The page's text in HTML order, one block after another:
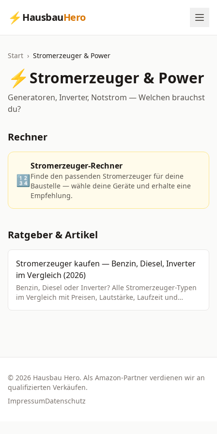
⚡ HausbauHero
Start › Stromerzeuger & Power
⚡Stromerzeuger & Power
Generatoren, Inverter, Notstrom — Welchen brauchst
du?
Rechner
🔢
Stromerzeuger-Rechner
Finde den passenden Stromerzeuger für deine
Baustelle — wähle deine Geräte und erhalte eine
Empfehlung.
Ratgeber & Artikel
Stromerzeuger kaufen — Benzin, Diesel, Inverter
im Vergleich (2026)
Benzin, Diesel oder Inverter? Alle Stromerzeuger-Typen
im Vergleich mit Preisen, Lautstärke, Laufzeit und
© 2026 Hausbau Hero. Als Amazon-Partner verdienen wir an
qualifizierten Verkäufen.
ImpressumDatenschutz